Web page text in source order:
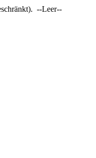
--Leer--